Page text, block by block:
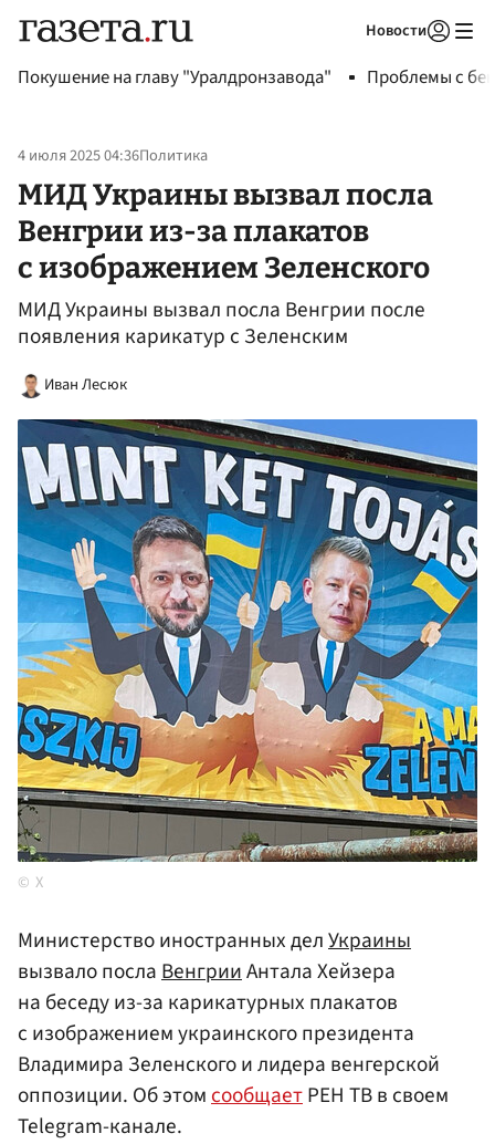
Новости
Покушение на главу "Уралдронзавода" Проблемы с
4 июля 2025 04:36Политика
МИД Украины вызвал посла
Венгрии из-за плакатов
с изображением Зеленского
МИД Украины вызвал посла Венгрии после
появления карикатур с Зеленским
Иван Лесюк
X
Министерство иностранных делУкраины
вызвало послаВенгрииАнтала Хейзера
на беседу из-за карикатурных плакатов
с изображением украинского президента
Владимира Зеленского и лидера венгерской
оппозиции. Об этомсообщаетРЕН ТВ в своем
Telegram-канале.